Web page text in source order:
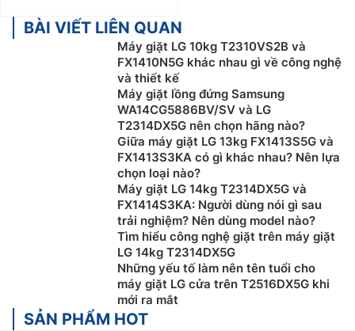
BÀI VIẾT LIÊN QUAN
Máy giặt LG 10kg T2310VS2B và
FX1410N5G khác nhau gì về công nghệ
và thiết kế
Máy giặt lồng đứng Samsung
WA14CG5886BV/SV và LG
T2314DX5G nên chọn hãng nào?
Giữa máy giặt LG 13kg FX1413S5G và
FX1413S3KA có gì khác nhau? Nên lựa
chọn loại nào?
Máy giặt LG 14kg T2314DX5G và
FX1414S3KA: Người dùng nói gì sau
trải nghiệm? Nên dùng model nào?
Tìm hiểu công nghệ giặt trên máy giặt
LG 14kg T2314DX5G
Những yếu tố làm nên tên tuổi cho
máy giặt LG cửa trên T2516DX5G khi
mới ra mắt
SẢN PHẨM HOT